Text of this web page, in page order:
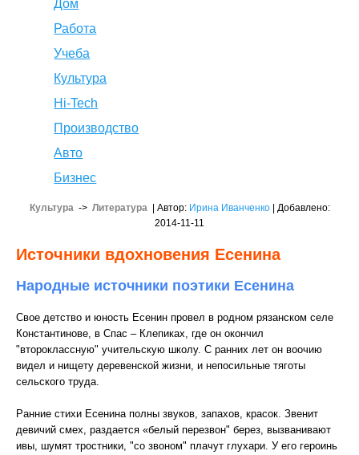
Дом
Работа
Учеба
Культура
Hi-Tech
Производство
Авто
Бизнес
Культура-> Литература| Автор: Ирина Иванченко| Добавлено:
2014-11-11
Источники вдохновения Есенина
Народные источники поэтики Есенина
Свое детство и юность Есенин провел в родном рязанском селе
Константинове, в Спас – Клепиках, где он окончил
"второклассную" учительскую школу. С ранних лет он воочию
видел и нищету деревенской жизни, и непосильные тяготы
сельского труда.
Ранние стихи Есенина полны звуков, запахов, красок. Звенит
девичий смех, раздается «белый перезвон" берез, вызванивают
ивы, шумят тростники, "со звоном" плачут глухари. У его героинь